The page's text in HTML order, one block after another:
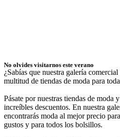
No olvides visitarnos este verano
¿Sabías que nuestra galería
multitud de tiendas de moda para
Pásate por nuestras tiendas de moda
increíbles descuentos. En nuestra
encontrarás moda al mejor precio
gustos y para todos los bolsillos.